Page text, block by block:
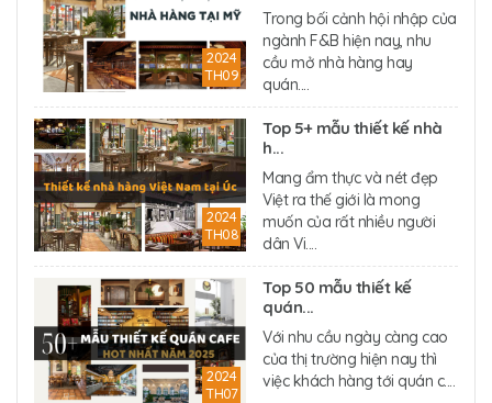
2024
TH09
Trong bối cảnh hội nhập của
ngành F&B hiện nay, nhu
cầu mở nhà hàng hay
quán....
2024
TH08
Top 5+ mẫu thiết kế nhà
h...
Mang ẩm thực và nét đẹp
Việt ra thế giới là mong
muốn của rất nhiều người
dân Vi....
2024
TH07
Top 50 mẫu thiết kế
quán...
Với nhu cầu ngày càng cao
của thị trường hiện nay thì
việc khách hàng tới quán c....